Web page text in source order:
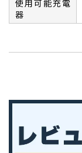
使用可能充電
器